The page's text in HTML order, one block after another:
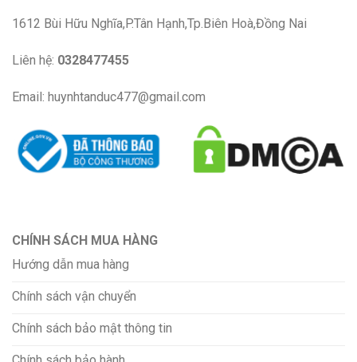
1612 Bùi Hữu Nghĩa,P.Tân Hạnh,Tp.Biên Hoà,Đồng Nai
Liên hệ: 0328477455
Email: huynhtanduc477@gmail.com
CHÍNH SÁCH MUA HÀNG
Hướng dẫn mua hàng
Chính sách vận chuyển
Chính sách bảo mật thông tin